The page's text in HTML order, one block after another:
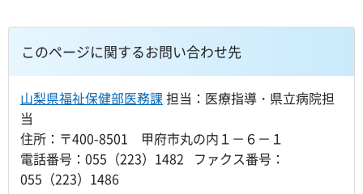
このページに関するお問い合わせ先
山梨県福祉保健部医務課 担当：医療指導・県立病院担
当
住所：〒400-8501 甲府市丸の内１－６－１
電話番号：055（223）1482 ファクス番号：
055（223）1486